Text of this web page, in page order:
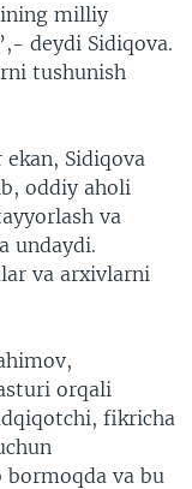
milliy
deydi Sidiqova.
tushunish
Sidiqova
oddiy aholi
va
undaydi.
va arxivlarni
orqali
fikricha
va bu